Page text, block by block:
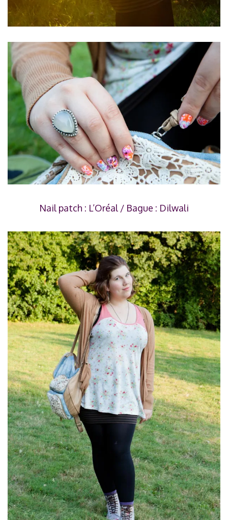
Nail patch : L’Oréal / Bague : Dilwali